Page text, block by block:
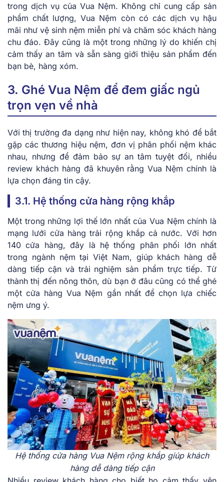
trong dịch vụ của Vua Nệm. Không chỉ cung cấp sản
phẩm chất lượng, Vua Nệm còn có các dịch vụ hậu
mãi như vệ sinh nệm miễn phí và chăm sóc khách hàng
chu đáo. Đây cũng là một trong những lý do khiến chị
cảm thấy an tâm và sẵn sàng giới thiệu sản phẩm đến
bạn bè, hàng xóm.
3. Ghé Vua Nệm để đem giấc ngủ
trọn vẹn về nhà
Với thị trường đa dạng như hiện nay, không khó để bắt
gặp các thương hiệu nệm, đơn vị phân phối nệm khác
nhau, nhưng để đảm bảo sự an tâm tuyệt đối, nhiều
review khách hàng đã khuyên rằng Vua Nệm chính là
lựa chọn đáng tin cậy.
3.1. Hệ thống cửa hàng rộng khắp
Một trong những lợi thế lớn nhất của Vua Nệm chính là
mạng lưới cửa hàng trải rộng khắp cả nước. Với hơn
140 cửa hàng, đây là hệ thống phân phối lớn nhất
trong ngành nệm tại Việt Nam, giúp khách hàng dễ
dàng tiếp cận và trải nghiệm sản phẩm trực tiếp. Từ
thành thị đến nông thôn, dù bạn ở đâu cũng có thể ghé
một cửa hàng Vua Nệm gần nhất để chọn lựa chiếc
nệm ưng ý.
Hệ thống cửa hàng Vua Nệm rộng khắp giúp khách
hàng dễ dàng tiếp cận